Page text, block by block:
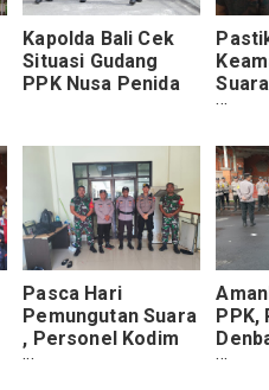
Kapolda Bali Cek
Situasi Gudang
PPK Nusa Penida
Pasca Hari
Pemungutan Suara
, Personel Kodim
1009/Tanah Laut
PPK,
2.775